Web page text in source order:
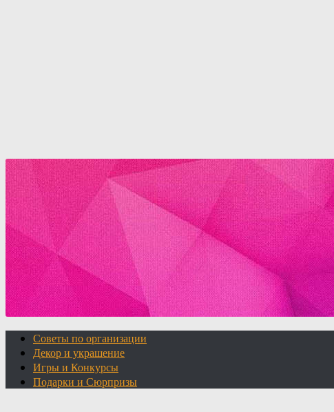
Советы по организации
Декор и украшение
Игры и Конкурсы
Подарки и Сюрпризы